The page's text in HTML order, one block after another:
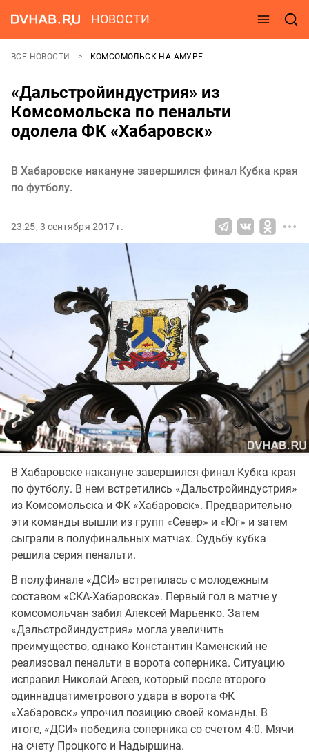
НОВОСТИ
ВСЕ НОВОСТИ КОМСОМОЛЬСК-НА-АМУРЕ
«Дальстройиндустрия» из
Комсомольска по пенальти
одолела ФК «Хабаровск»
В Хабаровске накануне завершился финал Кубка края
по футболу.
23:25, 3 сентября 2017 г.
В Хабаровске накануне завершился финал Кубка края
по футболу. В нем встретились «Дальстройиндустрия»
из Комсомольска и ФК «Хабаровск». Предварительно
эти команды вышли из групп «Север» и «Юг» и затем
сыграли в полуфинальных матчах. Судьбу кубка
решила серия пенальти.
В полуфинале «ДСИ» встретилась с молодежным
составом «СКА-Хабаровска». Первый гол в матче у
комсомольчан забил Алексей Марьенко. Затем
«Дальстройиндустрия» могла увеличить
преимущество, однако Константин Каменский не
реализовал пенальти в ворота соперника. Ситуацию
исправил Николай Агеев, который после второго
одиннадцатиметрового удара в ворота ФК
«Хабаровск» упрочил позицию своей команды. В
итоге, «ДСИ» победила соперника со счетом 4:0. Мячи
на счету Процкого и Надыршина.